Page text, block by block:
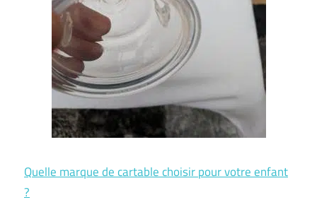
Quelle marque de cartable choisir pour votre enfant
?